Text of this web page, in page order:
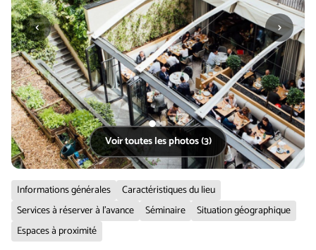
‹ ›
Voir toutes les photos (3)
Informations générales
Caractéristiques du lieu
Services à réserver à l'avance
Séminaire
Situation géographique
Espaces à proximité